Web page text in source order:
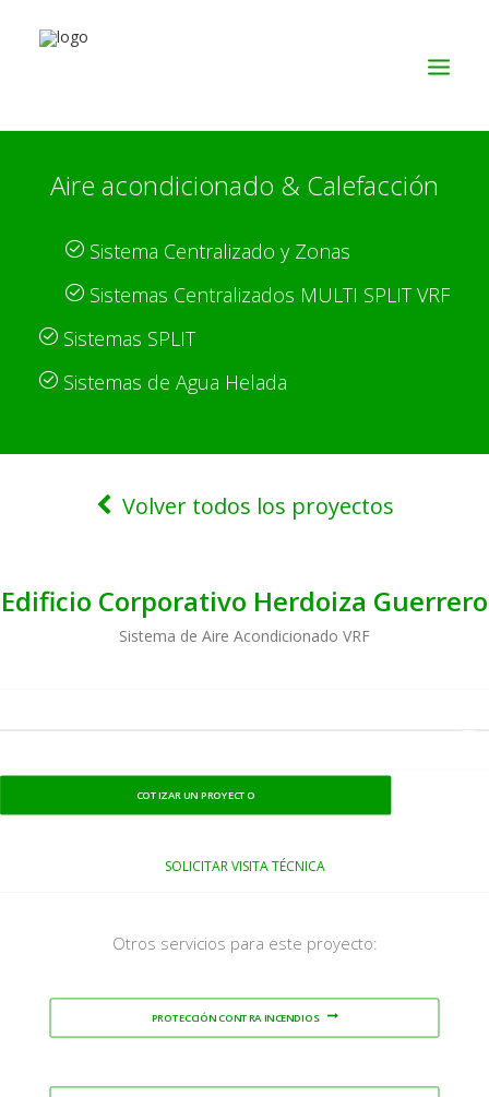
SERVICIOS
NOSOTROS
CONTACTO
Aire acondicionado & Calefacción
Sistema Centralizado y Zonas
Sistemas Centralizados MULTI SPLIT VRF
Sistemas SPLIT
Sistemas de Agua Helada
Volver todos los proyectos
Edificio Corporativo Herdoiza Guerrero
Sistema de Aire Acondicionado VRF
COTIZAR UN PROYECTO
SOLICITAR VISITA TÉCNICA
Otros servicios para este proyecto:
PROTECCIÓN CONTRA INCENDIOS